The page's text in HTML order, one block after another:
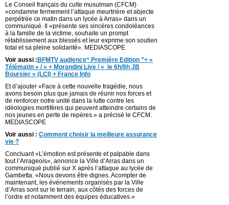
Le Conseil français du culte musulman (CFCM)
«condamne fermement l’attaque meurtrière et abjecte
perpétrée ce matin dans un lycée à Arras» dans un
communiqué. Il «présente ses sincères condoléances
à la famille de la victime, souhaite un prompt
rétablissement aux blessés et leur exprime son soutien
total et sa pleine solidarité». MEDIASCOPE
Voir aussi : BFMTV audience“ Première Edition ”+ «
Télématin » / » + Morandini Live / « le 6h/9h JB
Boursier » (LCI) + France Info
Et d’ajouter «Face à cette nouvelle tragédie, nous
avons besoin plus que jamais de réunir nos forces et
de renforcer notre unité dans la lutte contre les
idéologies mortifères qui peuvent atteindre certains de
nos jeunes en perte de repères.» a précisé le CFCM.
MEDIASCOPE
Voir aussi : Comment choisir la meilleure assurance
vie ?
Concluant «L’émotion est présente et palpable dans
tout l’Arrageois», annonce la Ville d’Arras dans un
communiqué publié sur X après l’attaque au lycée de
Gambetta. «Nous devons être dignes. Acompter de
maintenant, les événements organisés par la Ville
d’Arras sont sur le terrain, aux côtés des forces de
l’ordre et notamment des équipes éducatives.»